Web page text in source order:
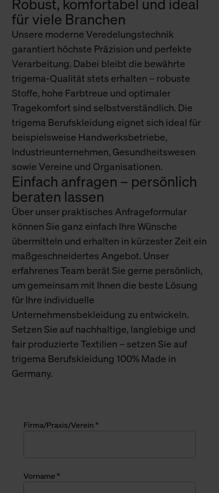
Robust, komfortabel und ideal
für viele Branchen
Unsere moderne Veredelungstechnik
garantiert höchste Präzision und perfekte
Verarbeitung. Dabei bleibt die bewährte
trigema-Qualität stets erhalten – robuste
Stoffe, hohe Farbtreue und optimaler
Tragekomfort sind selbstverständlich. Die
trigema Berufskleidung eignet sich ideal für
beispielsweise Handwerksbetriebe,
Industrieunternehmen, Gesundheitswesen
sowie Vereine und Organisationen.
Einfach anfragen – persönlich
beraten lassen
Über unser praktisches Anfrageformular
können Sie ganz einfach Ihre Wünsche
übermitteln und erhalten in kürzester Zeit ein
maßgeschneidertes Angebot. Unser
erfahrenes Team berät Sie gerne persönlich,
um gemeinsam mit Ihnen die beste Lösung
für Ihre individuelle
Unternehmensbekleidung zu entwickeln.
Setzen Sie auf nachhaltige, langlebige und
fair produzierte Textilien – setzen Sie auf
trigema Berufskleidung 100% Made in
Germany.
Firma/Praxis/Verein *
Vorname *